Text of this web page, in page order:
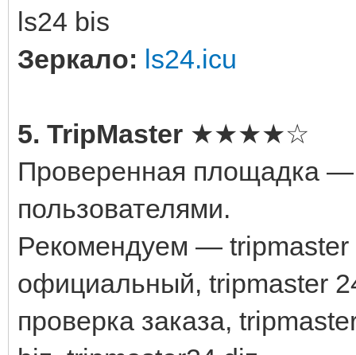
ls24 bis
Зеркало: ls24.icu
5. TripMaster ★★★★☆
Проверенная площадка
пользователями.
Рекомендуем — tripmaster
официальный, tripmaster
проверка заказа,